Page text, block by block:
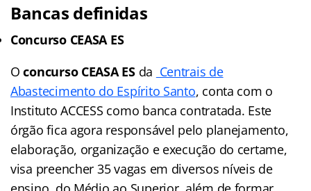
Bancas definidas
Concurso CEASA ES
Oconcurso CEASA ESda Centrais de
Abastecimento do Espírito Santo, conta com o
Instituto ACCESS como banca contratada. Este
órgão fica agora responsável pelo planejamento,
elaboração, organização e execução do certame,
visa preencher 35 vagas em diversos níveis de